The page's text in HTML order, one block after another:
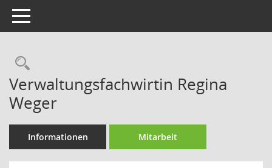
Toggle navigation
Rechercheauswahl
Verwaltungsfachwirtin Regina
Weger
Informationen Mitarbeit